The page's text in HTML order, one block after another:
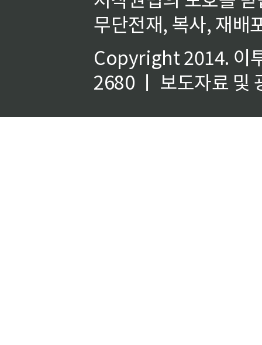
무단전재, 복사, 재배
Copyright 2014. 이
2680 ㅣ 보도자료